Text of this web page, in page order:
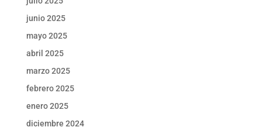
junio 2025
mayo 2025
abril 2025
marzo 2025
febrero 2025
enero 2025
diciembre 2024